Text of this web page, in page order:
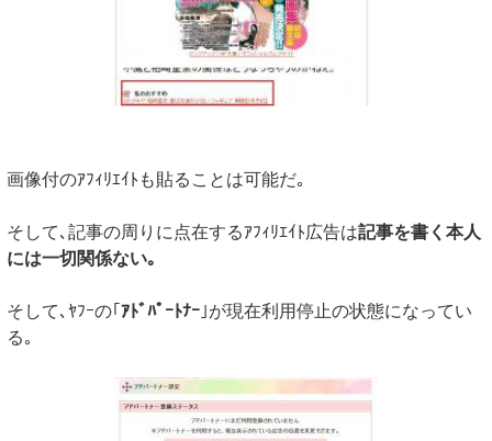
画像付のｱﾌｨﾘｴｲﾄも貼ることは可能だ｡
そして､記事の周りに点在するｱﾌｨﾘｴｲﾄ広告は記事を書く本人
には一切関係ない｡
そして､ﾔﾌｰの｢ ｱﾄﾞﾊﾟｰﾄﾅｰ ｣が現在利用停止の状態になってい
る｡